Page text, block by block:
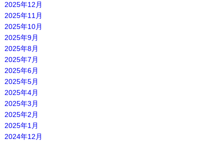
2025年12月
2025年11月
2025年10月
2025年9月
2025年8月
2025年7月
2025年6月
2025年5月
2025年4月
2025年3月
2025年2月
2025年1月
2024年12月